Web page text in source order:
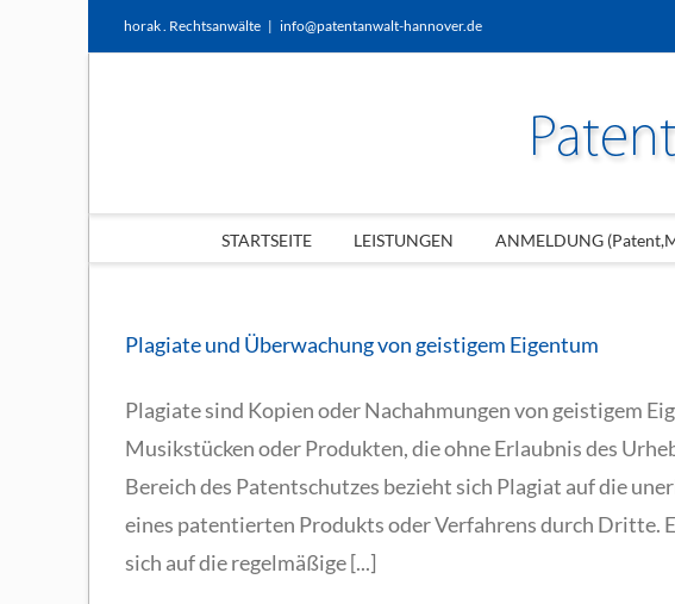
horak . Rechtsanwälte | info@patentanwalt-hannover.de
STARTSEITE LEISTUNGEN ANMELDUNG
Plagiate und Überwachung von geistigem Eigentum
Plagiate sind Kopien oder Nachahmungen von geistigem
Musikstücken oder Produkten, die ohne Erlaubnis des
Bereich des Patentschutzes bezieht sich Plagiat auf die
eines patentierten Produkts oder Verfahrens durch Dritte.
sich auf die regelmäßige [...]